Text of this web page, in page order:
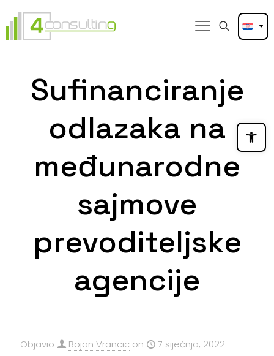
Sufinanciranje
odlazaka na
međunarodne
sajmove
prevoditeljske
agencije
Objavio Bojan Vrancic on 7 siječnja, 2022